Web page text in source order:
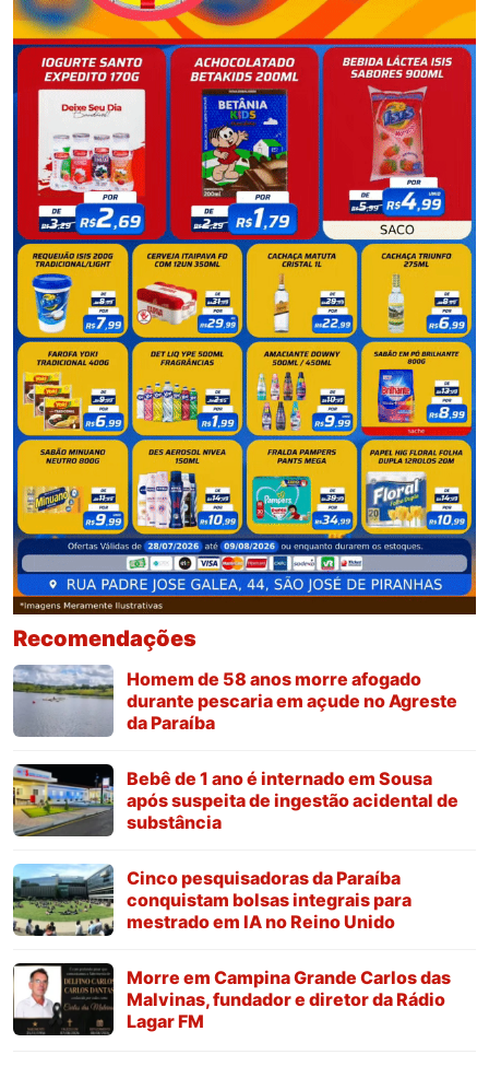
Recomendações
Homem de 58 anos morre afogado
durante pescaria em açude no Agreste
da Paraíba
Bebê de 1 ano é internado em Sousa
após suspeita de ingestão acidental de
substância
Cinco pesquisadoras da Paraíba
conquistam bolsas integrais para
mestrado em IA no Reino Unido
Morre em Campina Grande Carlos das
Malvinas, fundador e diretor da Rádio
Lagar FM